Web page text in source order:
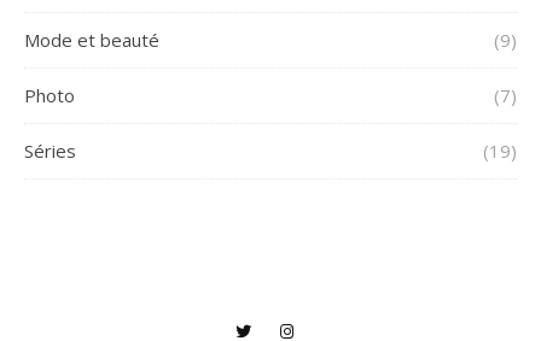
Mode et beauté (9)
Photo (7)
Séries (19)